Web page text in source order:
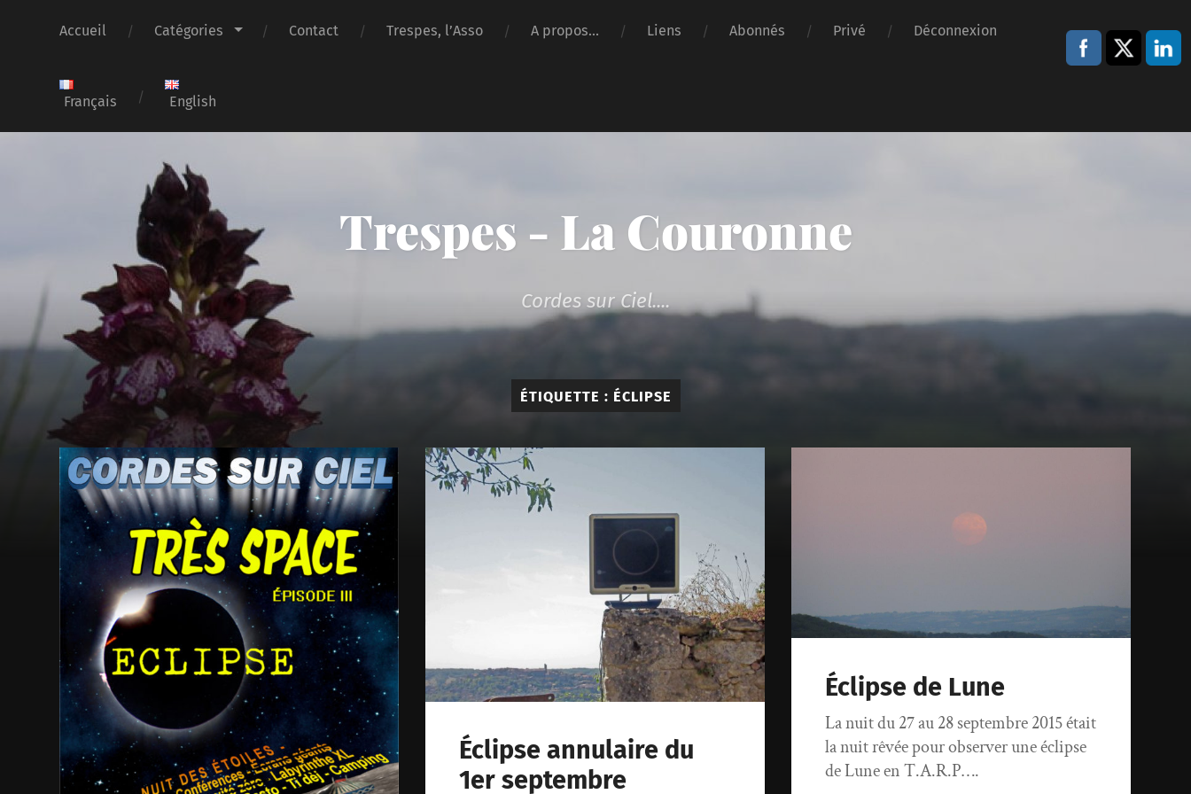
Accueil Catégories Contact Trespes, l’Asso A propos… Liens Abonnés Privé Déconnexion
Français English
Trespes - La Couronne
Cordes sur Ciel....
ÉTIQUETTE : ÉCLIPSE
Éclipse annulaire du
1er septembre
Éclipse de Lune
La nuit du 27 au 28 septembre 2015 était
la nuit rêvée pour observer une éclipse
de Lune en T.A.R.P….